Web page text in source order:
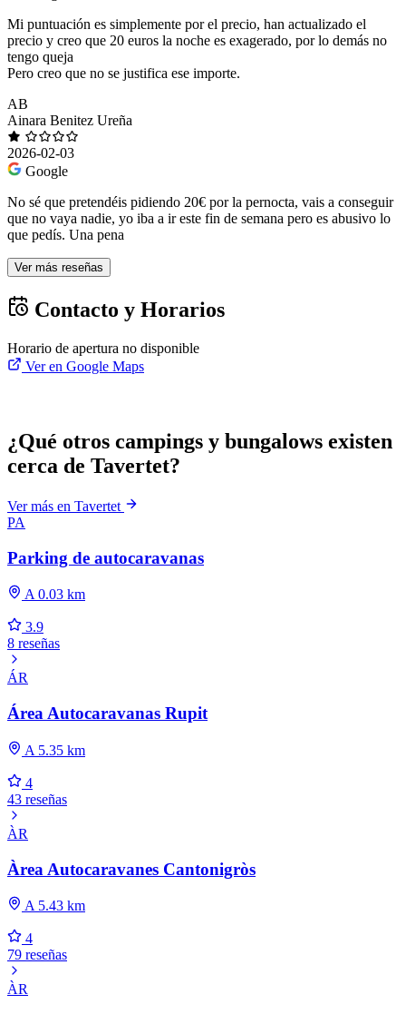
Mi puntuación es simplemente por el precio, han actualizado el
precio y creo que 20 euros la noche es exagerado, por lo demás no
tengo queja
Pero creo que no se justifica ese importe.
AB
Ainara Benitez Ureña
2026-02-03
Google
No sé que pretendéis pidiendo 20€ por la pernocta, vais a conseguir
que no vaya nadie, yo iba a ir este fin de semana pero es abusivo lo
que pedís. Una pena
Ver más reseñas
Contacto y Horarios
Horario de apertura no disponible
Ver en Google Maps
¿Qué otros campings y bungalows existen
cerca de Tavertet?
Ver más en Tavertet
PA
Parking de autocaravanas
A 0.03 km
3.9
8 reseñas
ÁR
Área Autocaravanas Rupit
A 5.35 km
4
43 reseñas
ÀR
Àrea Autocaravanes Cantonigròs
A 5.43 km
4
79 reseñas
ÀR